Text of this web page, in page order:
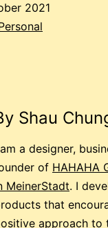
2021
Shau
a designer,
of HAHAHA
MeinerStadt. I
that
approach to